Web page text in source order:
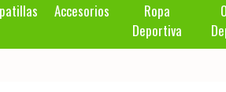
Accesorios
Ropa
Deportiva